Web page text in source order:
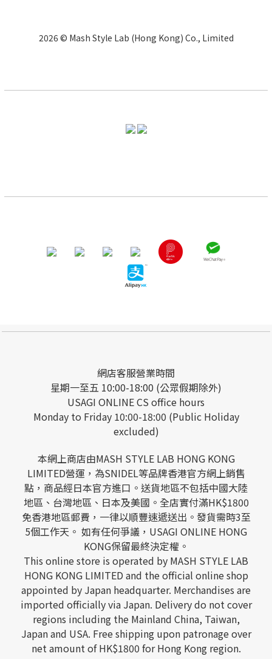
2026 © Mash Style Lab (Hong Kong) Co., Limited
網店客服營業時間
星期一至五 10:00-18:00 (公眾假期除外)
USAGI ONLINE CS office hours
Monday to Friday 10:00-18:00 (Public Holiday
excluded)
本網上商店由MASH STYLE LAB HONG KONG
LIMITED營運，為SNIDEL等品牌香港官方網上銷售
點，商品經日本官方進口。送貨地區不包括中國大陸
地區、台灣地區、日本及美國。全店實付滿HK$1800
免香港地區郵費，一律以順豐速遞送出。發貨需時3至
5個工作天。 如有任何爭議，USAGI ONLINE HONG
KONG保留最終決定權。
This online store is operated by MASH STYLE LAB
HONG KONG LIMITED and the official online shop
appointed by Japan headquarter. Merchandises are
imported officially via Japan. Delivery do not cover
regions including the Mainland China, Taiwan,
Japan and USA. Free shipping upon patronage over
net amount of HK$1800 for Hong Kong region.